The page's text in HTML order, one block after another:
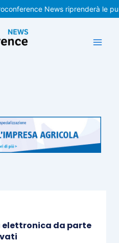
News riprenderà le
da parte